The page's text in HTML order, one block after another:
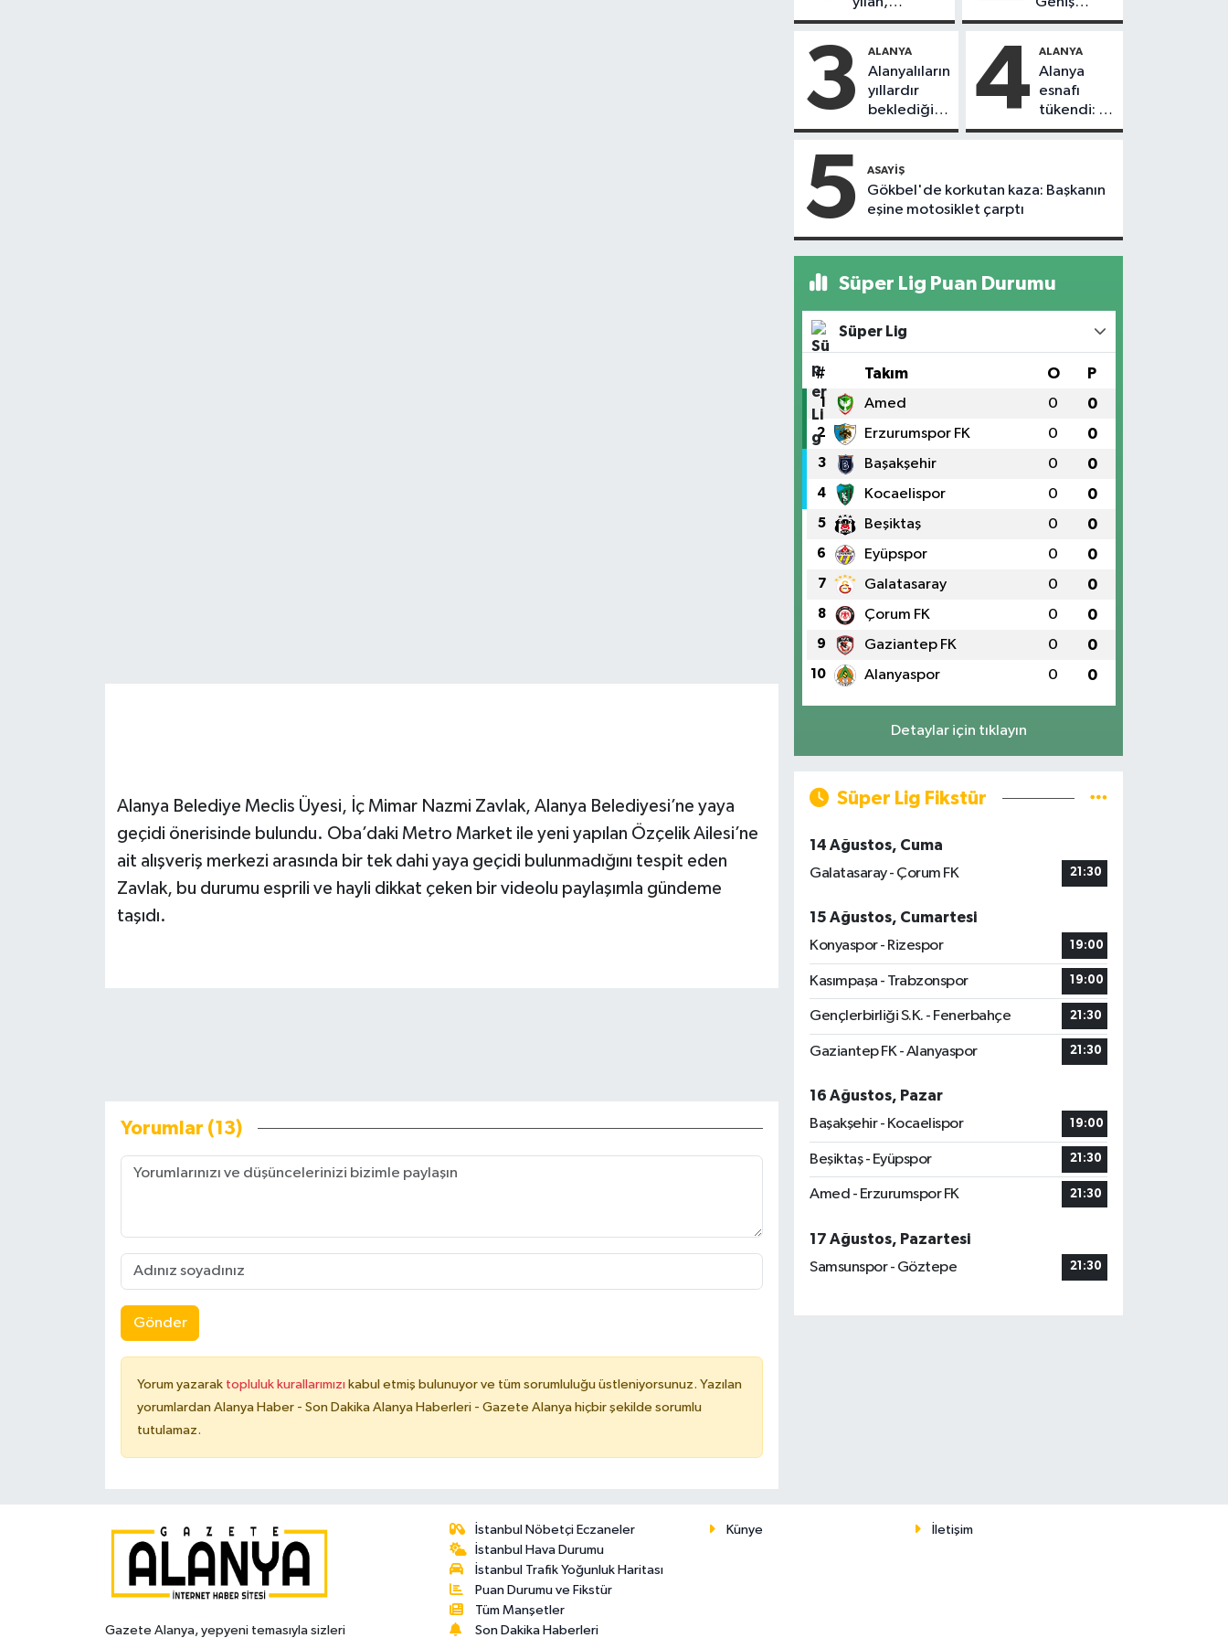
Alanya Belediye Meclis Üyesi, İç Mimar Nazmi Zavlak, Alanya Belediyesi’ne yaya
geçidi önerisinde bulundu. Oba’daki Metro Market ile yeni yapılan Özçelik Ailesi’ne
ait alışveriş merkezi arasında bir tek dahi yaya geçidi bulunmadığını tespit eden
Zavlak, bu durumu esprili ve hayli dikkat çeken bir videolu paylaşımla gündeme
taşıdı.
Yorumlar (13)
Gönder
Yorum yazarak topluluk kurallarımızı kabul etmiş bulunuyor ve tüm sorumluluğu üstleniyorsunuz. Yazılan
yorumlardan Alanya Haber - Son Dakika Alanya Haberleri - Gazete Alanya hiçbir şekilde sorumlu
tutulamaz.
vatandaşı
güvenlik
alındı
3 ALANYA
Alanyalıların
yıllardır
beklediği
yol askıdan
4 ALANYA
Alanya
esnafı
tükendi: 1
ayda 150
5 ASAYIŞ
Gökbel'de korkutan kaza: Başkanın
eşine motosiklet çarptı
Süper Lig Puan Durumu
Süper Lig
# Takım O P
1 Amed 0 0
2 Erzurumspor FK 0 0
3 Başakşehir 0 0
4 Kocaelispor 0 0
5 Beşiktaş 0 0
6 Eyüpspor 0 0
7 Galatasaray 0 0
8 Çorum FK 0 0
9 Gaziantep FK 0 0
10 Alanyaspor 0 0
Detaylar için tıklayın
Süper Lig Fikstür
14 Ağustos, Cuma
Galatasaray - Çorum FK
21:30
15 Ağustos, Cumartesi
Konyaspor - Rizespor
19:00
Kasımpaşa - Trabzonspor 19:00
Gençlerbirliği S.K. - Fenerbahçe 21:30
Gaziantep FK - Alanyaspor 21:30
16 Ağustos, Pazar
Başakşehir - Kocaelispor
19:00
Beşiktaş - Eyüpspor 21:30
Amed - Erzurumspor FK 21:30
17 Ağustos, Pazartesi
Samsunspor - Göztepe
21:30
Gazete Alanya, yepyeni temasıyla sizleri
İstanbul Nöbetçi Eczaneler
İstanbul Hava Durumu
İstanbul Trafik Yoğunluk Haritası
Puan Durumu ve Fikstür
Tüm Manşetler
Son Dakika Haberleri
Künye İletişim